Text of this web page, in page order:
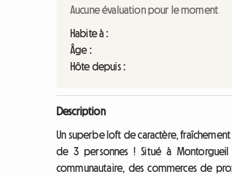
Aucune évaluation pour le moment
Habite à :
Âge :
Hôte depuis :
Description
Un superbe loft de caractère,
de 3 personnes ! Situé à
communautaire, des commerces de